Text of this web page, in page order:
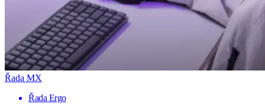
Řada MX
Řada Ergo